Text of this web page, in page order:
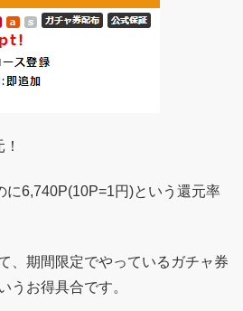
に6,740P(10P=1円)という還元率
、期間限定でやっているガチャ券
うお得具合です。